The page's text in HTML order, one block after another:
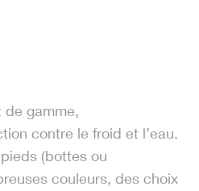
de gamme,
contre le froid et l’eau.
(bottes ou
couleurs, des choix